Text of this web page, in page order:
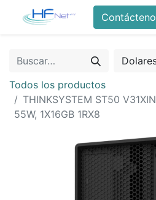
Todos los productos
THINKSYSTEM ST50
55W, 1X16GB 1RX8